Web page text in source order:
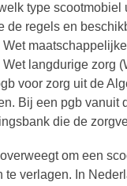
type
de regels en
langdurige zorg
voor zorg uit de
Bij een pgb vanuit
die de
om een
te verlagen. In